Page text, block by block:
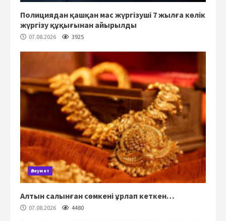
Полициядан қашқан мас жүргізуші 7 жылға көлік
жүргізу құқығынан айырылды
07.08.2026 3925
Әлеумет
Алтын салынған сөмкені ұрлап кеткен…
07.08.2026 4480